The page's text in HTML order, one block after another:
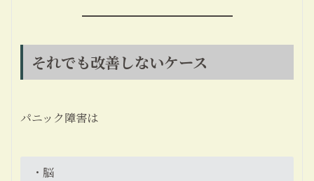
それでも改善しないケース
パニック障害は
・脳